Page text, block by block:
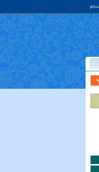
او خدمت کن. ( غررالحکم ح ۴۰۴۴ )